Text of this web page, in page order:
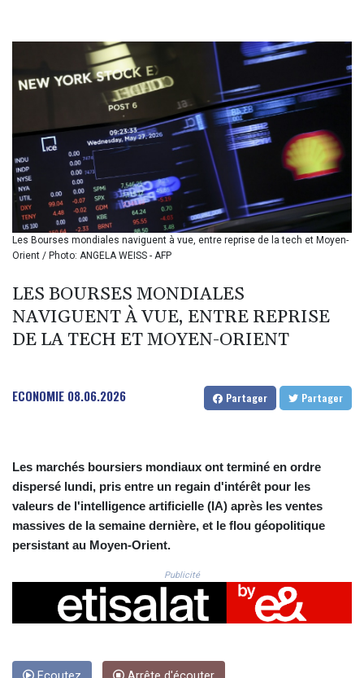
BMD 1.155642
BND 1.481061
BOB 14.027586
BRL 5.93827
BSD 1.155061
BTN 109.807426
BWP 15.663325
BYN 3.416139
BYR 22650.58146
BZD 2.322984
CAD 1.618806
CDF 2612.906548
CLP 1055.7021
CNY 7.800486
CNH 7.79785
CUC 1.155642
CUP 30.624511
DKK 7.475767
DOP 67.315816
DZD 153.48698
EGP 57.552815
ERN 17.334629
FJD 2.553387
FKP 0.8589
GBP 0.857966
GHS 13.549949
Les Bourses mondiales naviguent à vue, entre reprise de la tech et Moyen-
Orient / Photo: ANGELA WEISS - AFP
LES BOURSES MONDIALES
NAVIGUENT À VUE, ENTRE REPRISE
DE LA TECH ET MOYEN-ORIENT
ECONOMIE 08.06.2026 Partager Partager
Les marchés boursiers mondiaux ont terminé en ordre
dispersé lundi, pris entre un regain d'intérêt pour les
valeurs de l'intelligence artificielle (IA) après les ventes
massives de la semaine dernière, et le flou géopolitique
persistant au Moyen-Orient.
Publicité